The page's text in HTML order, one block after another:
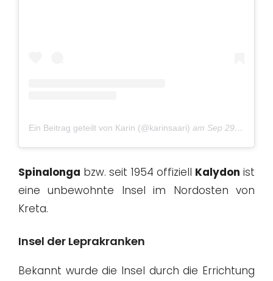
Ein Beitrag geteilt von Karin (@karinsaari) am Sep 29, 2018 um 8:10 PDT
Spinalonga bzw. seit 1954 offiziell Kalydon ist
eine unbewohnte Insel im Nordosten von
Kreta.
Insel der Leprakranken
Bekannt wurde die Insel durch die Errichtung